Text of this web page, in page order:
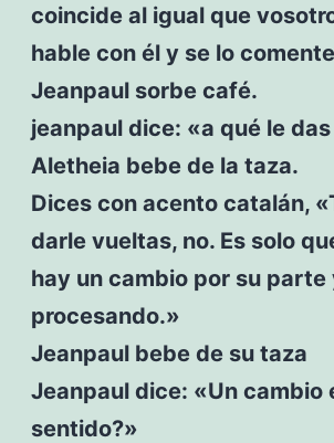
coincide al igual que
hable con él y se lo
Jeanpaul sorbe café.
jeanpaul dice: «a qué le
Aletheia bebe de la taza.
Dices con acento catalán,
darle vueltas, no. Es solo
hay un cambio por su parte
procesando.»
Jeanpaul bebe de su taza
Jeanpaul dice: «Un cambio
sentido?»